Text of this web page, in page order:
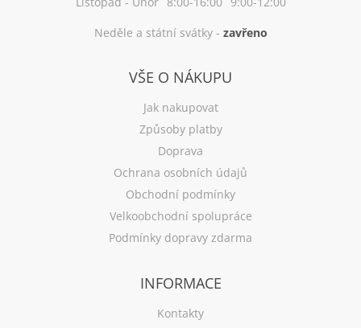
Neděle a státní svátky - zavřeno
VŠE O NÁKUPU
Jak nakupovat
Způsoby platby
Doprava
Ochrana osobních údajů
Obchodní podmínky
Velkoobchodní spolupráce
Podmínky dopravy zdarma
INFORMACE
Kontakty